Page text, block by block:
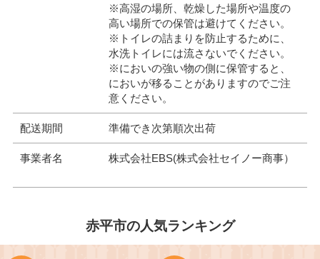
※高湿の場所、乾燥した場所や温度の
高い場所での保管は避けてください。
※トイレの詰まりを防止するために、
水洗トイレには流さないでください。
※においの強い物の側に保管すると、
においが移ることがありますのでご注
意ください。
配送期間 準備でき次第順次出荷
事業者名 株式会社EBS(株式会社セイノー商事）
赤平市の人気ランキング